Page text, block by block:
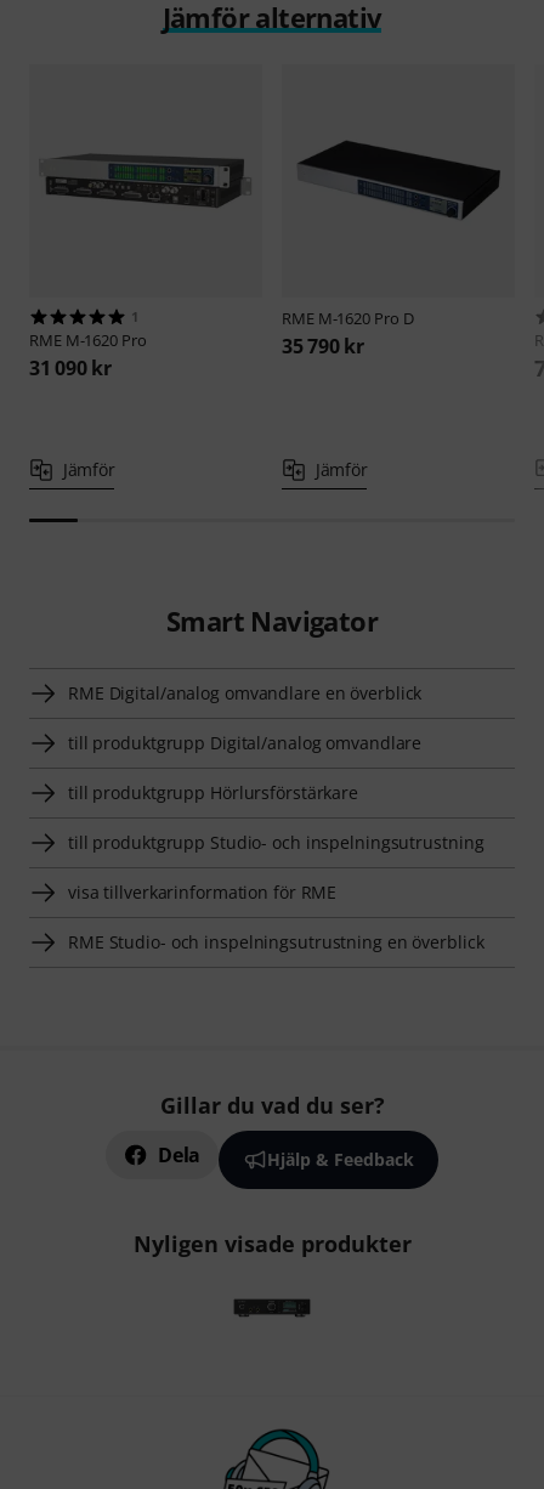
Jämför alternativ
1
RME M-1620 Pro
31 090 kr
Jämför
RME M-1620 Pro D
35 790 kr
Jämför
Smart Navigator
RME Digital/analog omvandlare en överblick
till produktgrupp Digital/analog omvandlare
till produktgrupp Hörlursförstärkare
till produktgrupp Studio- och inspelningsutrustning
visa tillverkarinformation för RME
RME Studio- och inspelningsutrustning en överblick
Gillar du vad du ser?
Dela Hjälp & Feedback
Nyligen visade produkter